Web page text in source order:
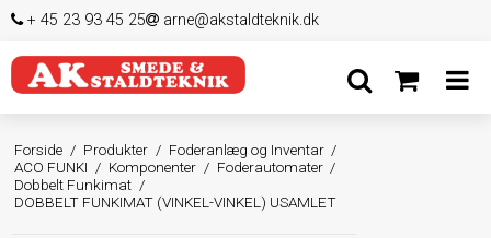
+ 45 23 93 45 25 arne@akstaldteknik.dk
Forside / Produkter / Foderanlæg og Inventar /
ACO FUNKI / Komponenter / Foderautomater /
Dobbelt Funkimat /
DOBBELT FUNKIMAT (VINKEL-VINKEL) USAMLET